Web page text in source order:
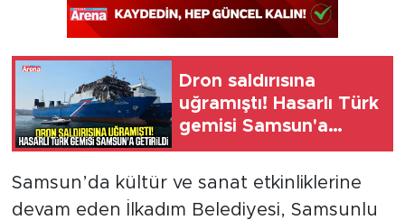
Dron saldırısına
uğramıştı! Hasarlı Türk
gemisi Samsun'a
getirildi
Samsun’da kültür ve sanat etkinliklerine
devam eden İlkadım Belediyesi, Samsunlu